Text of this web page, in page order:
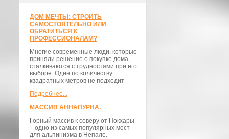
ДОМ МЕЧТЫ: СТРОИТЬ
САМОСТОЯТЕЛЬНО ИЛИ
ОБРАТИТЬСЯ К
ПРОФЕССИОНАЛАМ?
Многие современные люди, которые
приняли решение о покупке дома,
сталкиваются с трудностями при его
выборе. Один по количеству
квадратных метров не подходит
Подробнее...
МАССИВ АННАПУРНА.
Горный массив к северу от Покхары
– одно из самых популярных мест
для альпинизма в Непале.